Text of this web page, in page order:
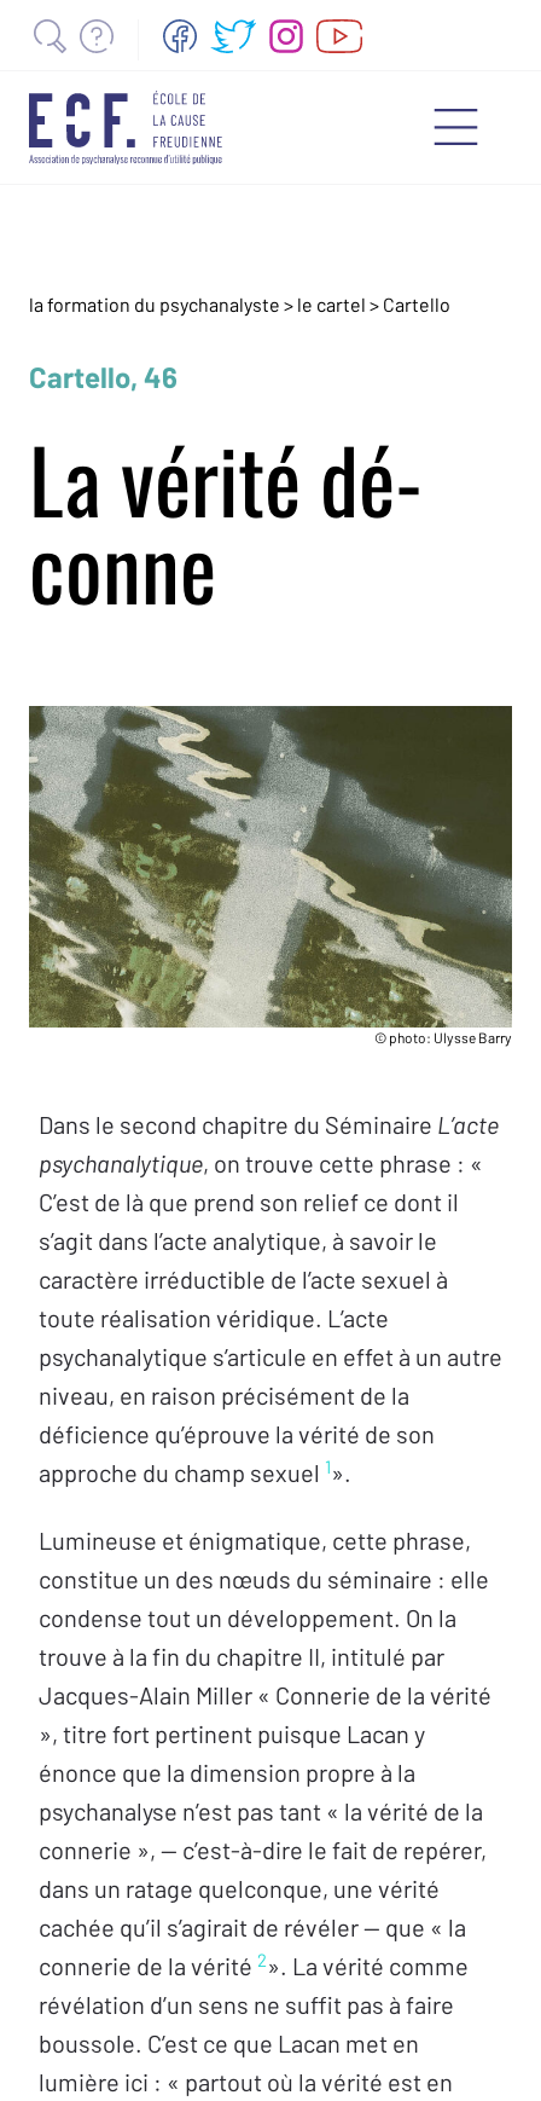
la formation du psychanalyste > le cartel > Cartello
Cartello, 46
La vérité dé-
conne
© photo: Ulysse Barry
Dans le second chapitre du Séminaire L’acte
psychanalytique, on trouve cette phrase : «
C’est de là que prend son relief ce dont il
s’agit dans l’acte analytique, à savoir le
caractère irréductible de l’acte sexuel à
toute réalisation véridique. L’acte
psychanalytique s’articule en effet à un autre
niveau, en raison précisément de la
déficience qu’éprouve la vérité de son
approche du champ sexuel 1».
Lumineuse et énigmatique, cette phrase,
constitue un des nœuds du séminaire : elle
condense tout un développement. On la
trouve à la fin du chapitre II, intitulé par
Jacques-Alain Miller « Connerie de la vérité
», titre fort pertinent puisque Lacan y
énonce que la dimension propre à la
psychanalyse n’est pas tant « la vérité de la
connerie », — c’est-à-dire le fait de repérer,
dans un ratage quelconque, une vérité
cachée qu’il s’agirait de révéler — que « la
connerie de la vérité 2». La vérité comme
révélation d’un sens ne suffit pas à faire
boussole. C’est ce que Lacan met en
lumière ici : « partout où la vérité est en